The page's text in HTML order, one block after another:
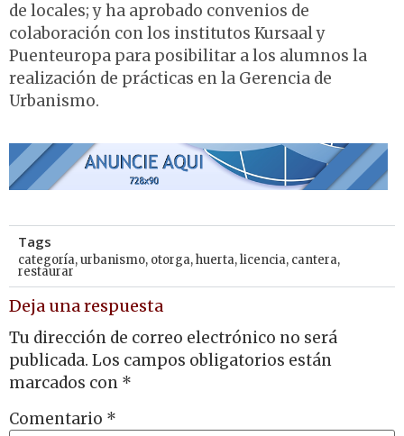
de locales; y ha aprobado convenios de
colaboración con los institutos Kursaal y
Puenteuropa para posibilitar a los alumnos la
realización de prácticas en la Gerencia de
Urbanismo.
Tags
categoría,urbanismo, otorga,huerta,licencia, cantera,
restaurar
Deja una respuesta
Tu dirección de correo electrónico no será
publicada. Los campos obligatorios están
marcados con *
Comentario *